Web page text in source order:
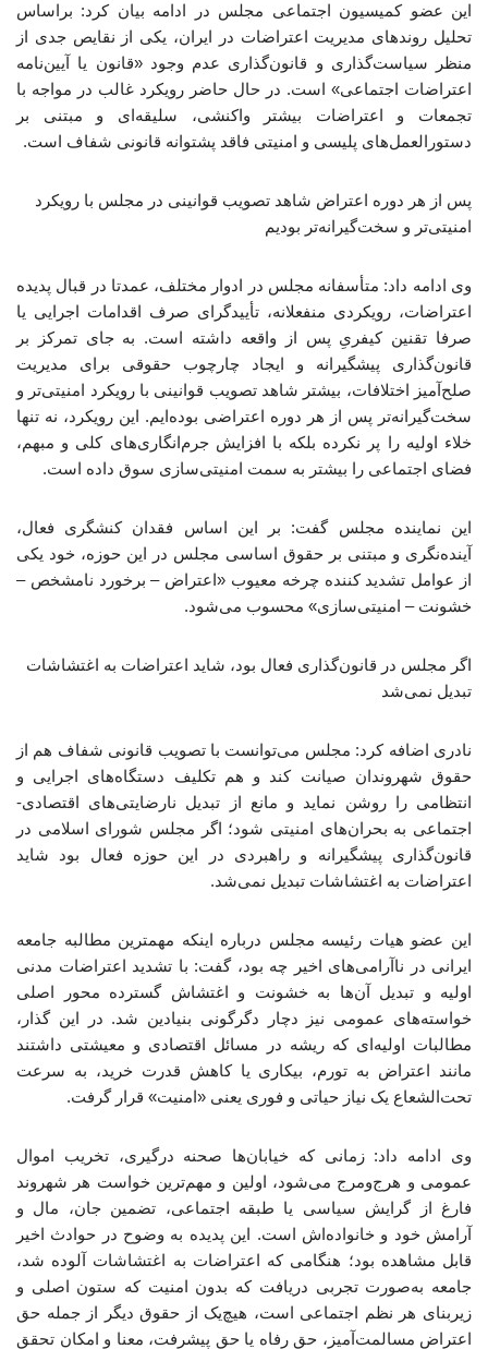
این عضو کمیسیون اجتماعی مجلس در ادامه بیان کرد: براساس
تحلیل روندهای مدیریت اعتراضات در ایران، یکی از نقایص جدی از
منظر سیاست‌گذاری و قانون‌گذاری عدم وجود «قانون یا آیین‌نامه
اعتراضات اجتماعی» است. در حال حاضر رویکرد غالب در مواجه با
تجمعات و اعتراضات بیشتر واکنشی، سلیقه‌ای و مبتنی بر
دستورالعمل‌های پلیسی و امنیتی فاقد پشتوانه قانونی شفاف است.
پس از هر دوره اعتراض شاهد تصویب قوانینی در مجلس با رویکرد
امنیتی‌تر و سخت‌گیرانه‌تر بودیم
وی ادامه داد: متأسفانه مجلس در ادوار مختلف، عمدتا در قبال پدیده
اعتراضات، رویکردی منفعلانه، تأییدگرای صرف اقدامات اجرایی یا
صرفا تقنین کیفریِ پس از واقعه داشته است. به جای تمرکز بر
قانون‌گذاری پیشگیرانه و ایجاد چارچوب حقوقی برای مدیریت
صلح‌آمیز اختلافات، بیشتر شاهد تصویب قوانینی با رویکرد امنیتی‌تر و
سخت‌گیرانه‌تر پس از هر دوره اعتراضی بوده‌ایم. این رویکرد، نه تنها
خلاء اولیه را پر نکرده بلکه با افزایش جرم‌انگاری‌های کلی و مبهم،
فضای اجتماعی را بیشتر به سمت امنیتی‌سازی سوق داده است.
این نماینده مجلس گفت: بر این اساس فقدان کنشگری فعال،
آینده‌نگری و مبتنی بر حقوق اساسی مجلس در این حوزه، خود یکی
از عوامل تشدید کننده چرخه معیوب «اعتراض – برخورد نامشخص –
خشونت – امنیتی‌سازی» محسوب می‌شود.
اگر مجلس در قانون‌گذاری فعال بود، شاید اعتراضات به اغتشاشات
تبدیل نمی‌شد
نادری اضافه کرد: مجلس می‌توانست با تصویب قانونی شفاف هم از
حقوق شهروندان صیانت کند و هم تکلیف دستگاه‌های اجرایی و
انتظامی را روشن نماید و مانع از تبدیل نارضایتی‌های اقتصادی-
اجتماعی به بحران‌های امنیتی شود؛ اگر مجلس شورای اسلامی در
قانون‌گذاری پیشگیرانه و راهبردی در این حوزه فعال بود شاید
اعتراضات به اغتشاشات تبدیل نمی‌شد.
این عضو هیات رئیسه مجلس درباره اینکه مهمترین مطالبه جامعه
ایرانی در ناآرامی‌های اخیر چه بود، گفت: با تشدید اعتراضات مدنی
اولیه و تبدیل آن‌ها به خشونت و اغتشاش گسترده محور اصلی
خواسته‌های عمومی نیز دچار دگرگونی بنیادین شد. در این گذار،
مطالبات اولیه‌ای که ریشه در مسائل اقتصادی و معیشتی داشتند
مانند اعتراض به تورم، بیکاری یا کاهش قدرت خرید، به سرعت
تحت‌الشعاع یک نیاز حیاتی و فوری یعنی «امنیت» قرار گرفت.
وی ادامه داد: زمانی که خیابان‌ها صحنه درگیری، تخریب اموال
عمومی و هرج‌ومرج می‌شود، اولین و مهم‌ترین خواست هر شهروند
فارغ از گرایش سیاسی یا طبقه اجتماعی، تضمین جان، مال و
آرامش خود و خانواده‌اش است. این پدیده به وضوح در حوادث اخیر
قابل مشاهده بود؛ هنگامی که اعتراضات به اغتشاشات آلوده شد،
جامعه به‌صورت تجربی دریافت که بدون امنیت که ستون اصلی و
زیربنای هر نظم اجتماعی است، هیچ‌یک از حقوق دیگر از جمله حق
اعتراض مسالمت‌آمیز، حق رفاه یا حق پیشرفت، معنا و امکان تحقق